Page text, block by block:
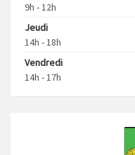
9h - 12h
Jeudi
14h - 18h
Vendredi
14h - 17h